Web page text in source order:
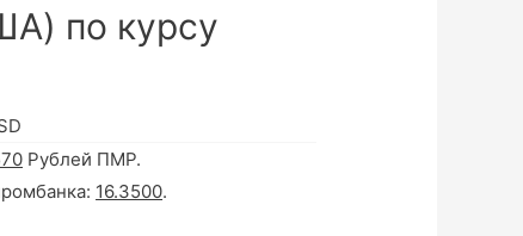
по курсу
Рублей ПМР.
16.3500.